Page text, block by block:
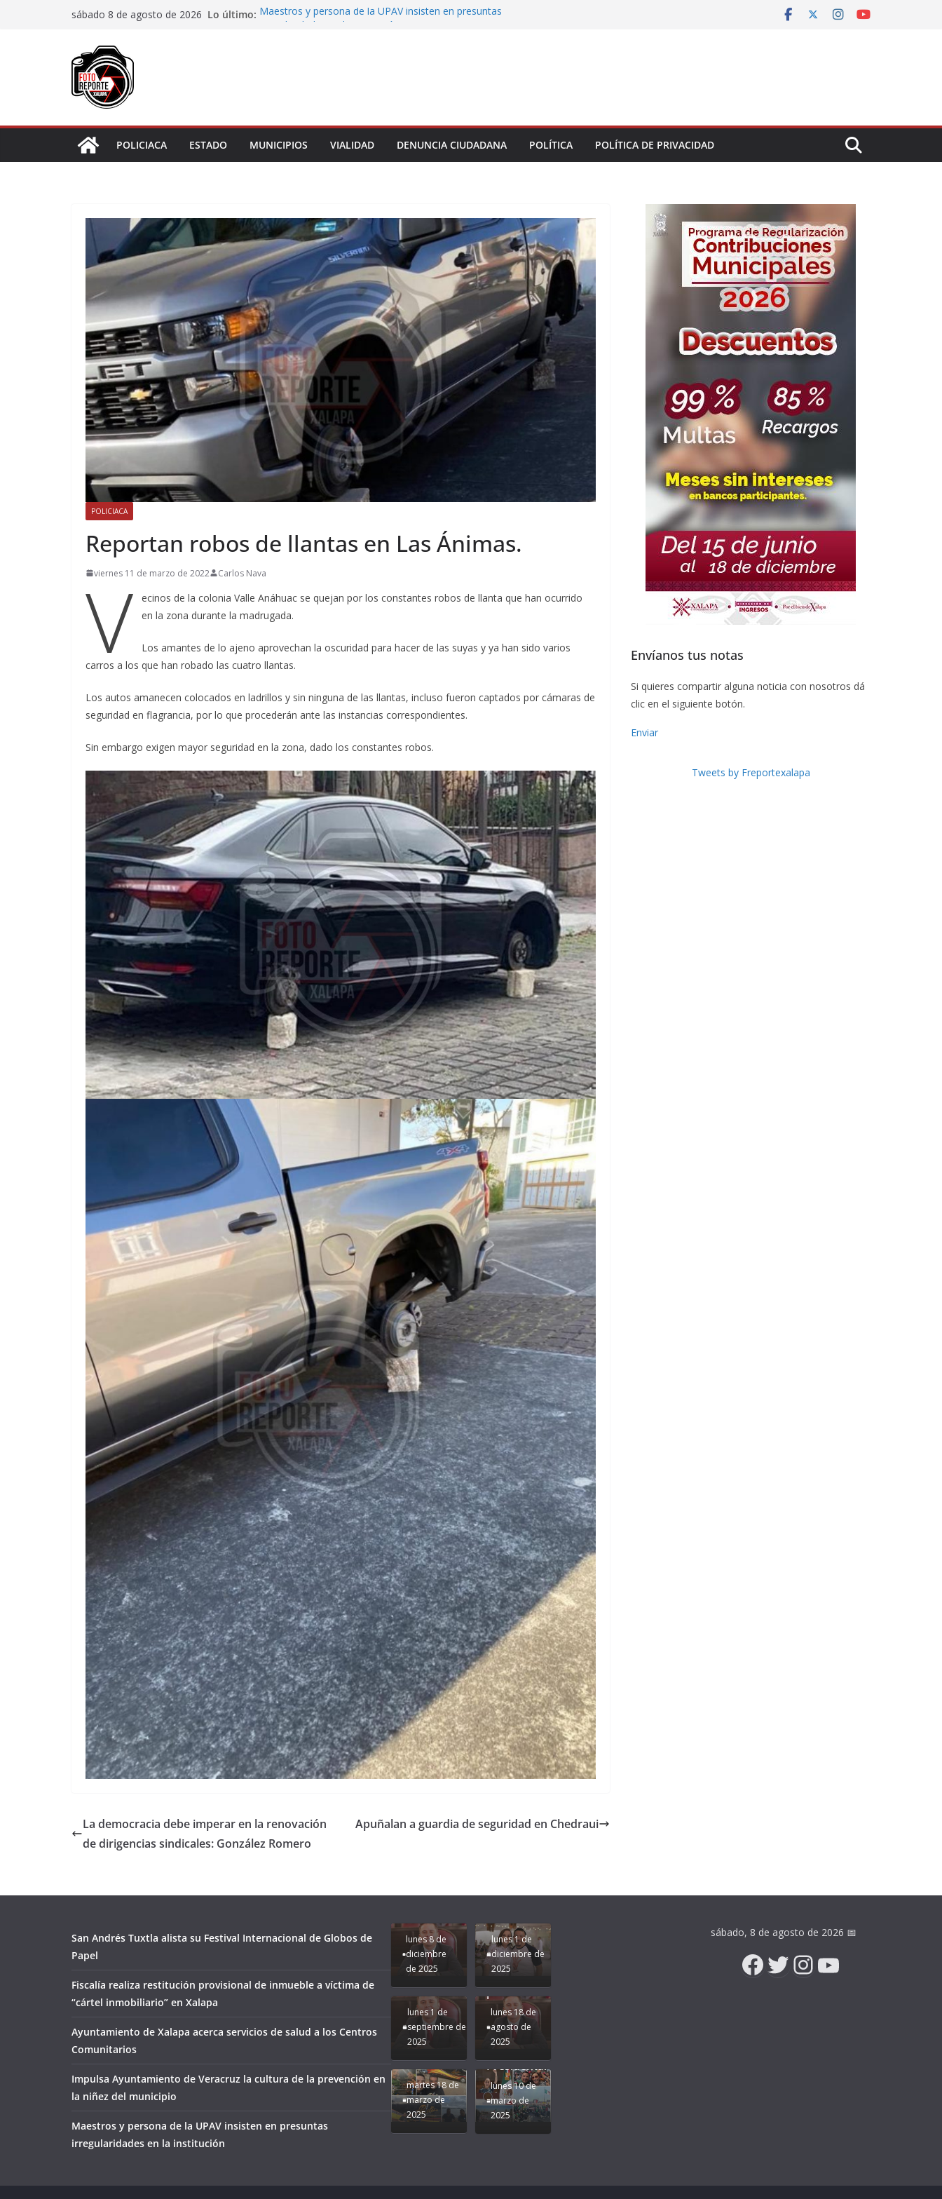
sábado 8 de agosto de 2026 Lo último: Maestros y persona de la UPAV insisten en presuntas
Impulsa Ayuntamiento de Veracruz la cultura de la prevención
en la niñez del municipio
POLICIACA ESTADO MUNICIPIOS VIALIDAD DENUNCIA CIUDADANA POLÍTICA POLÍTICA DE PRIVACIDAD
POLICIACA
Reportan robos de llantas en Las Ánimas.
viernes 11 de marzo de 2022 Carlos Nava
V
ecinos de la colonia Valle Anáhuac se quejan por los constantes robos de llanta que han ocurrido
en la zona durante la madrugada.
Los amantes de lo ajeno aprovechan la oscuridad para hacer de las suyas y ya han sido varios
carros a los que han robado las cuatro llantas.
Los autos amanecen colocados en ladrillos y sin ninguna de las llantas, incluso fueron captados por cámaras de
seguridad en flagrancia, por lo que procederán ante las instancias correspondientes.
Sin embargo exigen mayor seguridad en la zona, dado los constantes robos.
La democracia debe imperar en la renovación
de dirigencias sindicales: González Romero
Apuñalan a guardia de seguridad en Chedraui
Envíanos tus notas
Si quieres compartir alguna noticia con nosotros dá
clic en el siguiente botón.
Enviar
Tweets by Freportexalapa
San Andrés Tuxtla alista su Festival Internacional de Globos de
Papel
Fiscalía realiza restitución provisional de inmueble a víctima de
“cártel inmobiliario” en Xalapa
Ayuntamiento de Xalapa acerca servicios de salud a los Centros
Comunitarios
Impulsa Ayuntamiento de Veracruz la cultura de la prevención en
la niñez del municipio
Maestros y persona de la UPAV insisten en presuntas
irregularidades en la institución
lunes 8 de
diciembre
de 2025
lunes 1 de
diciembre de
2025
Apoyo y
Seguimos la
Ruta que
Marca
Nuestra
Rocío Nahle.
lunes 1 de
septiembre de
2025
Pongamos
de moda;
San
Andrés
Tuxtla
presente.
lunes 18 de
agosto de
2025
Difamación
martes 18 de
marzo de
2025
Presidenta!
lunes 10 de
marzo de
2025
sábado, 8 de agosto de 2026 📅
Facebook
Twitter
Instagram
YouTube